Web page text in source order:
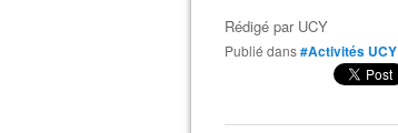
Rédigé par UCY
Publié dans#Activités UCY